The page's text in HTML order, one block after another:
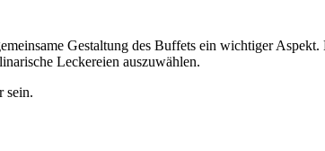
Gestaltung des Buffets ein wichtiger
Leckereien auszuwählen.
sein.